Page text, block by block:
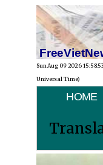
Sun Aug 09 2026
Universal Time)
HOME